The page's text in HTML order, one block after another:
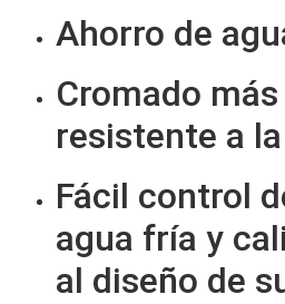
Ahorro de
Cromado
resistente a
Fácil control
agua fría y
al diseño de